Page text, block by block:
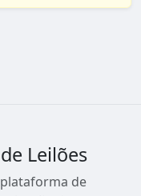
Leilões
de